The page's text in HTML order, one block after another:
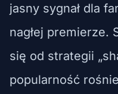
jasny sygnał dla
nagłej premierze.
się od strategii
popularność